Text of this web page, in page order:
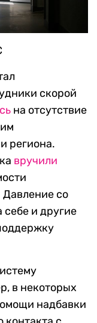
скорой
на отсутствие
региона.
вручили
Давление со
себе и другие
в некоторых
надбавки